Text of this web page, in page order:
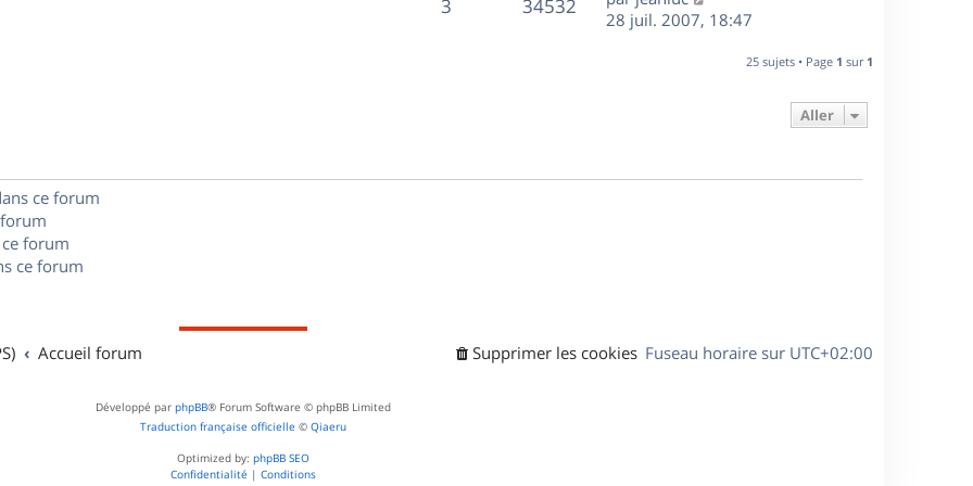
g
e
s
s
m
p
e
e
i
3 34532
e
28 juil. 2007, 18:47
25 sujets • Page 1 sur 1
Aller
ce forum
forum
ce forum
Accueil forum Fuseau horaire sur UTC+02:00
Supprimer les cookies
Développé par phpBB® Forum Software © phpBB Limited
Traduction française officielle © Qiaeru
Optimized by: phpBB SEO
Confidentialité | Conditions